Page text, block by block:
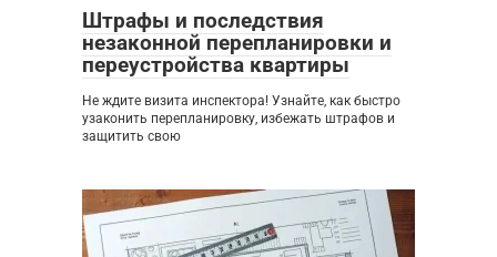
Штрафы и последствия
незаконной перепланировки и
переустройства квартиры
Не ждите визита инспектора! Узнайте, как быстро
узаконить перепланировку, избежать штрафов и
защитить свою